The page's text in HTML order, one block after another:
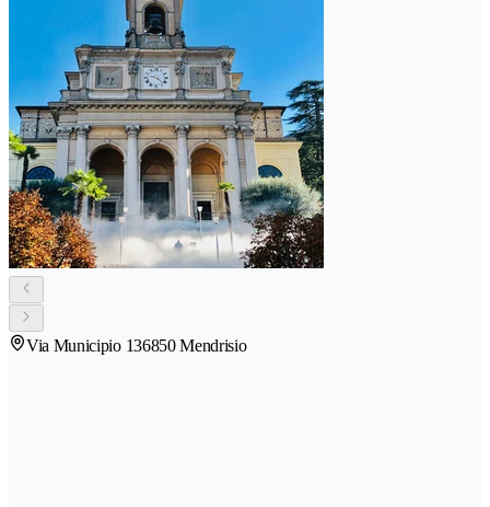
Via Municipio 136850 Mendrisio